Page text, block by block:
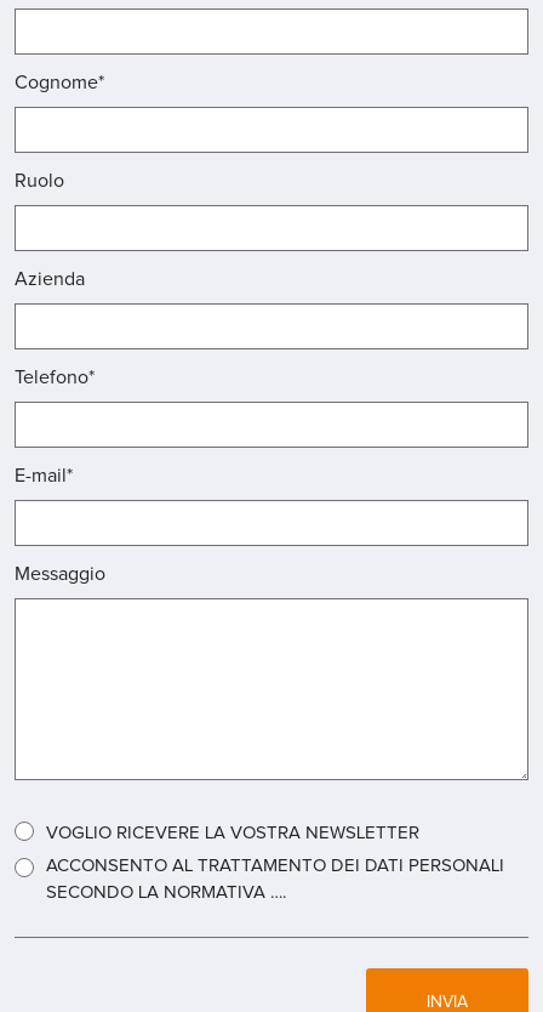
Cognome*
Ruolo
Azienda
Telefono*
E-mail*
Messaggio
VOGLIO RICEVERE LA VOSTRA NEWSLETTER
ACCONSENTO AL TRATTAMENTO DEI DATI PERSONALI
SECONDO LA NORMATIVA ….
INVIA